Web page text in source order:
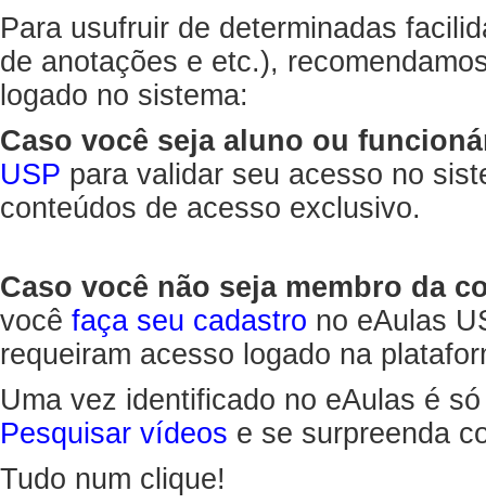
Para usufruir de determinadas
de anotações e etc.),
logado no sistema:
Caso você seja aluno ou
USP para validar seu acesso no
conteúdos de acesso exclusivo.
Caso você não seja membro da
você faça seu cadastro no eAulas
requeiram acesso logado na
Uma vez identificado no eAulas é
Pesquisar vídeos e se surpreenda
Tudo num clique!